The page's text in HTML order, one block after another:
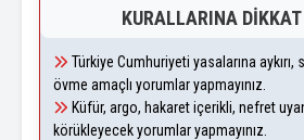
KURALLARINA
Türkiye Cumhuriyeti yasalarına
övme amaçlı yorumlar yapmayınız.
Küfür, argo, hakaret içerikli, nefret
körükleyecek yorumlar yapmayınız.